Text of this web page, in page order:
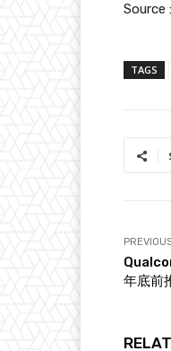
Source :
TAGS
年底前